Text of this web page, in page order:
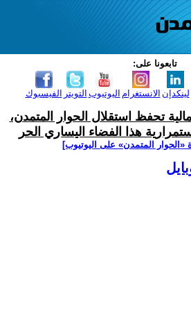
تابعونا على:
الفيسبوك التويتر اليوتيوب الانستغرام لينكدإن
تحفظ استقلال الحوار المتمدن،
هذا الفضاء اليساري الحر
المتمدن» على اليوتيوب]